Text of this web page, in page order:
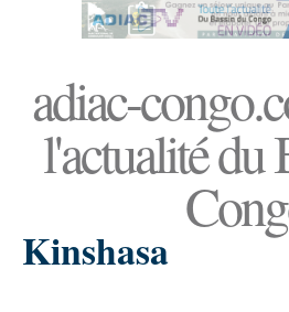
adiac-
l'actualité du
Kinshasa